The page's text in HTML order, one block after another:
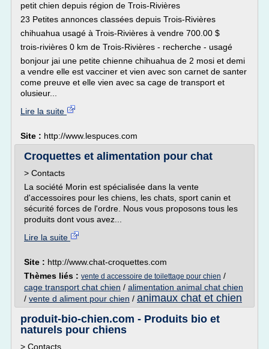
petit chien depuis région de Trois-Rivières
23 Petites annonces classées depuis Trois-Rivières
chihuahua usagé à Trois-Rivières à vendre 700.00 $
trois-rivières 0 km de Trois-Rivières - recherche - usagé
bonjour jai une petite chienne chihuahua de 2 mosi et demi
a vendre elle est vacciner et vien avec son carnet de santer
come preuve et elle vien avec sa cage de transport et
olusieur...
Lire la suite
Site : http://www.lespuces.com
Croquettes et alimentation pour chat
> Contacts
La société Morin est spécialisée dans la vente
d'accessoires pour les chiens, les chats, sport canin et
sécurité forces de l'ordre. Nous vous proposons tous les
produits dont vous avez...
Lire la suite
Site : http://www.chat-croquettes.com
Thèmes liés : vente d accessoire de toilettage pour chien /
cage transport chat chien / alimentation animal chat chien
/ vente d aliment pour chien / animaux chat et chien
produit-bio-chien.com - Produits bio et
naturels pour chiens
> Contacts